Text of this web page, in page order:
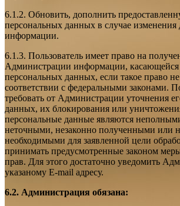
6.1.2. Обновить, дополнить
персональных данных в случае изменения
информации.
6.1.3. Пользователь имеет право на
Администрации информации, касающейся
персональных данных, если такое право
соответствии с федеральными законами.
требовать от Администрации уточнения
данных, их блокирования или
персональные данные являются
неточными, незаконно полученными или
необходимыми для заявленной цели
принимать предусмотренные законом
прав. Для этого достаточно уведомить
указаному E-mail адресу.
6.2. Администрация обязана: